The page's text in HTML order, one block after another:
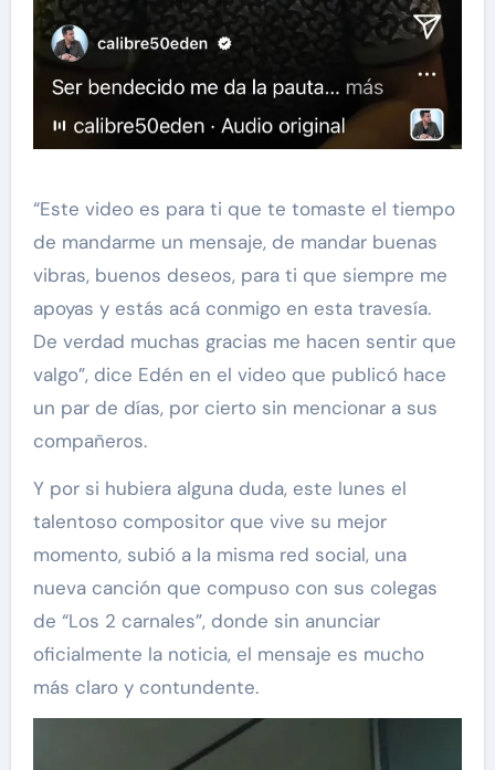
“Este video es para ti que te tomaste el tiempo
de mandarme un mensaje, de mandar buenas
vibras, buenos deseos, para ti que siempre me
apoyas y estás acá conmigo en esta travesía.
De verdad muchas gracias me hacen sentir que
valgo”, dice Edén en el video que publicó hace
un par de días, por cierto sin mencionar a sus
compañeros.
Y por si hubiera alguna duda, este lunes el
talentoso compositor que vive su mejor
momento, subió a la misma red social, una
nueva canción que compuso con sus colegas
de “Los 2 carnales”, donde sin anunciar
oficialmente la noticia, el mensaje es mucho
más claro y contundente.